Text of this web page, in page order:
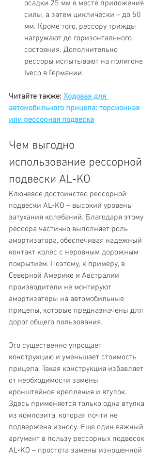
осадки 25 мм в месте приложения
силы, а затем циклически – до 50
мм. Кроме того, рессору трижды
нагружают до горизонтального
состояния. Дополнительно
рессоры испытывают на полигоне
Iveco в Германии.
Читайте также: Ходовая для
автомобильного прицепа: торсионная
или рессорная подвеска
Чем выгодно
использование рессорной
подвески AL-KO
Ключевое достоинство рессорной
подвески AL-KO – высокий уровень
затухания колебаний. Благодаря этому
рессора частично выполняет роль
амортизатора, обеспечивая надежный
контакт колес с неровным дорожным
покрытием. Поэтому, к примеру, в
Северной Америке и Австралии
производители не монтируют
амортизаторы на автомобильные
прицепы, которые предназначены для
дорог общего пользования.
Это существенно упрощает
конструкцию и уменьшает стоимость
прицепа. Такая конструкция избавляет
от необходимости замены
кронштейнов крепления и втулок.
Здесь применяется только одна втулка
из композита, которая почти не
подвержена износу. Еще один важный
аргумент в пользу рессорных подвесок
AL-KO – простота замены изношенной